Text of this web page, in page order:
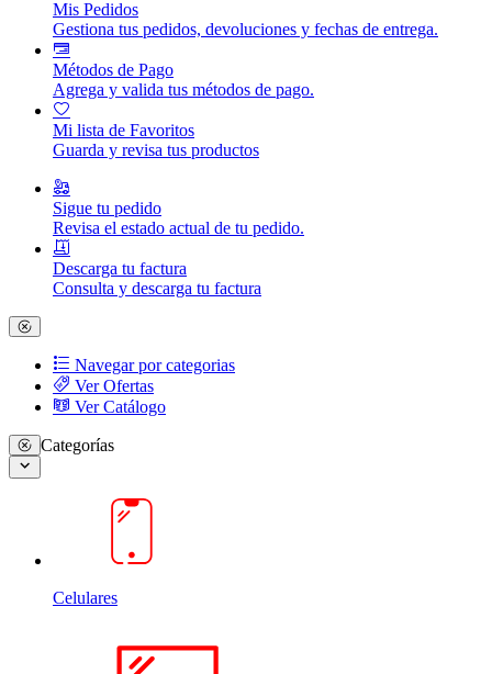
Mis Pedidos
Gestiona tus pedidos, devoluciones y fechas de entrega.
Métodos de Pago
Agrega y valida tus métodos de pago.
Mi lista de Favoritos
Guarda y revisa tus productos
Sigue tu pedido
Revisa el estado actual de tu pedido.
Descarga tu factura
Consulta y descarga tu factura
Navegar por categorias
Ver Ofertas
Ver Catálogo
Categorías
Celulares